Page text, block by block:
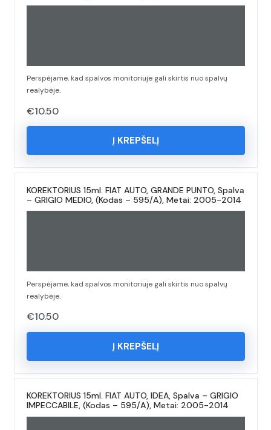
Perspėjame, kad spalvos monitoriuje gali skirtis nuo spalvų
realybėje.
€10.50
Į KREPŠELĮ
KOREKTORIUS 15ml. FIAT AUTO, GRANDE PUNTO, Spalva
– GRIGIO MEDIO, (Kodas – 595/A), Metai: 2005-2014
Perspėjame, kad spalvos monitoriuje gali skirtis nuo spalvų
realybėje.
€10.50
Į KREPŠELĮ
KOREKTORIUS 15ml. FIAT AUTO, IDEA, Spalva – GRIGIO
IMPECCABILE, (Kodas – 595/A), Metai: 2005-2014